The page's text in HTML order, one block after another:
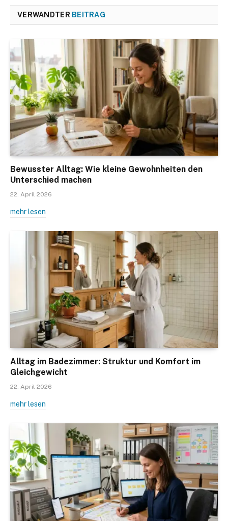
VERWANDTER BEITRAG
Bewusster Alltag: Wie kleine Gewohnheiten den
Unterschied machen
22. April 2026
mehr lesen
Alltag im Badezimmer: Struktur und Komfort im
Gleichgewicht
22. April 2026
mehr lesen